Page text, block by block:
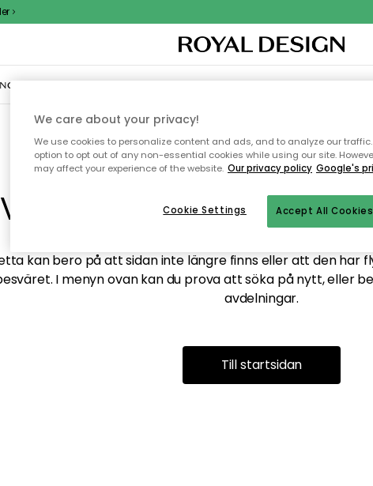
INREDNINGTEXTIL & MATTORKÖKETFÖRVARINGUTEMÖBLER
Vi hittar tyvärr inte
kan bero på att sidan inte längre finns eller att den har
I menyn ovan kan du prova att söka på nytt, eller
avdelningar.
Till startsidan
We care about your privacy!
We use cookies to personalize content and ads, and to analyze our
option to opt out of any non-essential cookies while using our site.
may affect your experience of the website. Our privacy policy Google's
Accept All Cookies
Cookie Settings